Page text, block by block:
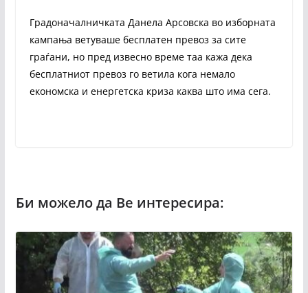
Градоначалничката Данела Арсовска во изборната
кампања ветуваше бесплатен превоз за сите
граѓани, но пред извесно време таа кажа дека
бесплатниот превоз го ветила кога немало
економска и енергетска криза каква што има сега.